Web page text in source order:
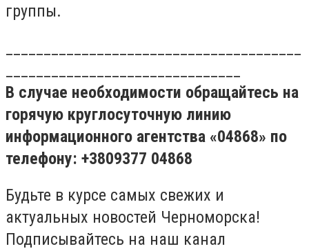
группы.
В случае необходимости обращайтесь на
горячую круглосуточную линию
информационного агентства «04868» по
телефону: +3809377 04868
Будьте в курсе самых свежих и
актуальных новостей Черноморска!
Подписывайтесь на наш канал